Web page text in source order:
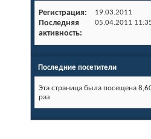
Регистрация 19.03.2011
Последняя
активность
05.04.2011
Последние посетители
Эта страница была посещена
раз